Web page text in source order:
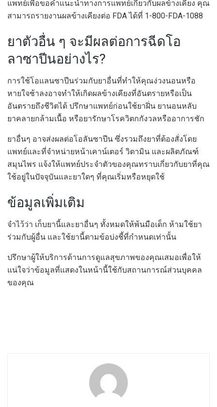
แพทย์เพื่อขอคำแนะนำทางการแพทย์เกี่ยวกับผลข้างเคียง คุณ
สามารถรายงานผลข้างเคียงต่อ FDA ได้ที่ 1-800-FDA-1088
ยาตัวอื่น ๆ จะมีผลต่อการฉีดโอ
ลาซาปีนอย่างไร?
การใช้โอแลนซาปีนร่วมกับยาอื่นที่ทำให้คุณง่วงนอนหรือ
หายใจช้าลงอาจทำให้เกิดผลข้างเคียงที่อันตรายหรือเป็น
อันตรายถึงชีวิตได้ ปรึกษาแพทย์ก่อนใช้ยาฝิ่น ยานอนหลับ
ยาคลายกล้ามเนื้อ หรือยารักษาโรควิตกกังวลหรืออาการชัก
ยาอื่นๆ อาจส่งผลต่อโอลันซาปีน ซึ่งรวมถึงยาที่ต้องสั่งโดย
แพทย์และที่จำหน่ายหน้าเคาน์เตอร์ วิตามิน และผลิตภัณฑ์
สมุนไพร แจ้งให้แพทย์ประจำตัวของคุณทราบเกี่ยวกับยาที่คุณ
ใช้อยู่ในปัจจุบันและยาใดๆ ที่คุณเริ่มหรือหยุดใช้
ข้อมูลเพิ่มเติม
จำไว้ว่า เก็บยานี้และยาอื่นๆ ทั้งหมดให้พ้นมือเด็ก ห้ามใช้ยา
ร่วมกับผู้อื่น และใช้ยานี้ตามข้อบ่งชี้ที่กำหนดเท่านั้น
ปรึกษาผู้ให้บริการด้านการดูแลสุขภาพของคุณเสมอเพื่อให้
แน่ใจว่าข้อมูลที่แสดงในหน้านี้ใช้กับสถานการณ์ส่วนบุคคล
ของคุณ